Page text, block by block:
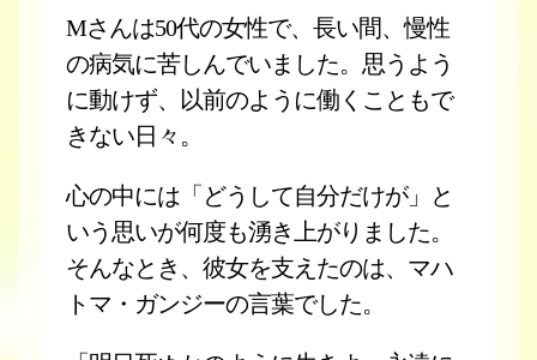
Mさんは50代の女性で、長い間、慢性
の病気に苦しんでいました。思うよう
に動けず、以前のように働くこともで
きない日々。
心の中には「どうして自分だけが」と
いう思いが何度も湧き上がりました。
そんなとき、彼女を支えたのは、マハ
トマ・ガンジーの言葉でした。